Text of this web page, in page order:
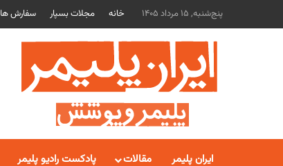
پنج‌شنبه, 15 مرداد 1405 خانه مجلات بسپار سفارش ها
ایران پلیمر مقالات پادکست رادیو پلیمر